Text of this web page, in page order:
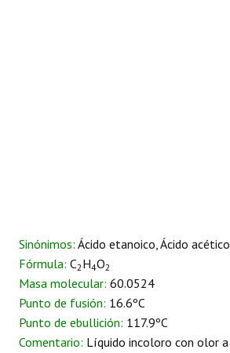
Sinónimos: Ácido etanoico, Ácido acético
Fórmula: C2H4O2
Masa molecular: 60.0524
Punto de fusión: 16.6ºC
Punto de ebullición: 117.9ºC
Comentario: Líquido incoloro con olor a